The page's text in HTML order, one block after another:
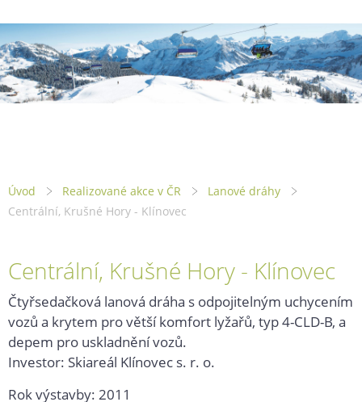
Úvod Realizované akce v ČR
Lanové dráhy
Centrální, Krušné Hory - Klínovec
Centrální, Krušné Hory - Klínovec
Čtyřsedačková lanová dráha s odpojitelným uchycením
vozů a krytem pro větší komfort lyžařů, typ 4-CLD-B, a
depem pro uskladnění vozů.
Investor: Skiareál Klínovec s. r. o.
Rok výstavby: 2011